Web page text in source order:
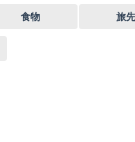
食物 旅先